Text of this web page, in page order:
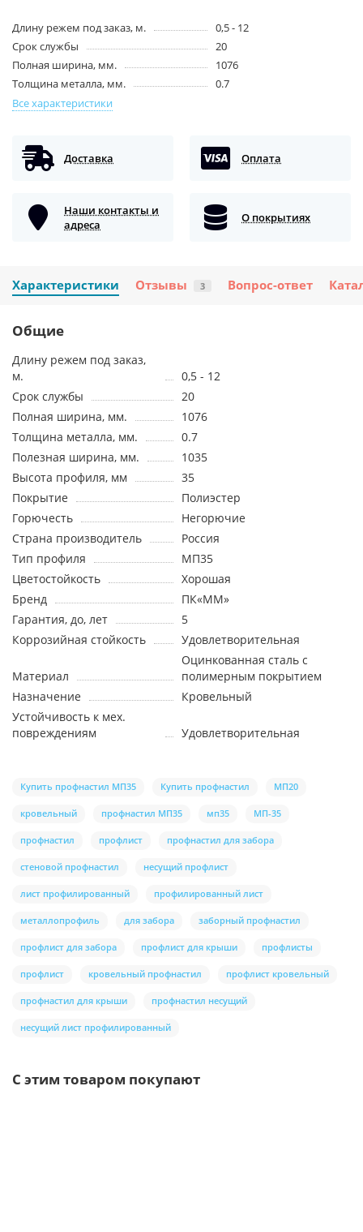
Длину режем под заказ, м.
0,5 - 12
Срок службы
20
Полная ширина, мм.
1076
Толщина металла, мм.
0.7
Все характеристики
Доставка Оплата
Наши контакты и
адреса
О покрытиях
Характеристики Отзывы 3 Вопрос-ответ
Общие
Длину режем под заказ,
м.
0,5 - 12
Срок службы
20
Полная ширина, мм.
1076
Толщина металла, мм.
0.7
Полезная ширина, мм.
1035
Высота профиля, мм
35
Покрытие
Полиэстер
Горючесть
Негорючие
Страна производитель
Россия
Тип профиля
МП35
Цветостойкость
Хорошая
Бренд
ПК«ММ»
Гарантия, до, лет
5
Коррозийная стойкость
Удовлетворительная
Материал
Оцинкованная сталь с
полимерным покрытием
Назначение
Кровельный
Устойчивость к мех.
повреждениям
Удовлетворительная
Купить профнастил МП35 Купить профнастил МП20
кровельный профнастил МП35 мп35 МП-35
профнастил профлист профнастил для забора
стеновой профнастил несущий профлист
лист профилированный профилированный лист
металлопрофиль для забора заборный профнастил
профлист для забора профлист для крыши профлисты
профлист кровельный профнастил профлист кровельный
профнастил для крыши профнастил несущий
несущий лист профилированный
С этим товаром покупают